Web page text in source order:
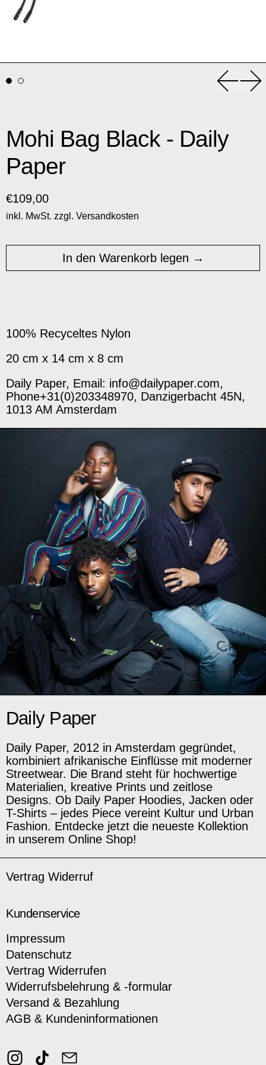
Mohi Bag Black - Daily
Paper
Normaler Preis
€109,00
inkl. MwSt. zzgl. Versandkosten
In den Warenkorb legen
100% Recyceltes Nylon
20 cm x 14 cm x 8 cm
Daily Paper, Email: info@dailypaper.com,
Phone+31(0)203348970, Danzigerbacht 45N,
1013 AM Amsterdam
Daily Paper
Daily Paper, 2012 in Amsterdam gegründet,
kombiniert afrikanische Einflüsse mit moderner
Streetwear. Die Brand steht für hochwertige
Materialien, kreative Prints und zeitlose
Designs. Ob Daily Paper Hoodies, Jacken oder
T-Shirts – jedes Piece vereint Kultur und Urban
Fashion. Entdecke jetzt die neueste Kollektion
in unserem Online Shop!
Vertrag Widerruf
Kundenservice
Impressum
Datenschutz
Vertrag Widerrufen
Widerrufsbelehrung & -formular
Versand & Bezahlung
AGB & Kundeninformationen
Instagram
TikTok